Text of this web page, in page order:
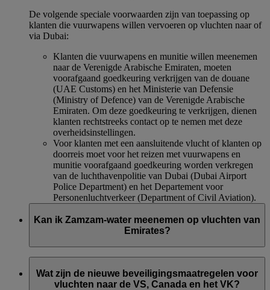
De volgende speciale voorwaarden zijn van toepassing op
klanten die vuurwapens willen vervoeren op vluchten naar of
via Dubai:
Klanten die vuurwapens en munitie willen meenemen
naar de Verenigde Arabische Emiraten, moeten
voorafgaand goedkeuring verkrijgen van de douane
(UAE Customs) en het Ministerie van Defensie
(Ministry of Defence) van de Verenigde Arabische
Emiraten. Om deze goedkeuring te verkrijgen, dienen
klanten rechtstreeks contact op te nemen met deze
overheidsinstellingen.
Voor klanten met een aansluitende vlucht of klanten op
doorreis moet voor het reizen met vuurwapens en
munitie voorafgaand goedkeuring worden verkregen
van de luchthavenpolitie van Dubai (Dubai Airport
Police Department) en het Departement voor
Personenluchtverkeer (Department of Civil Aviation).
Kan ik Zamzam-water meenemen op vluchten van
Emirates?
vluchtschema Madinah of Jeddah omvat, mag u naast uw
toegestane ingecheckte bagage maximaal vijf liter islamitisch
Wat zijn de nieuwe beveiligingsmaatregelen voor
vluchten naar de VS, Canada en het VK?